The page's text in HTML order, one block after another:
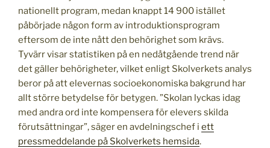
nationellt program, medan knappt 14 900 istället
påbörjade någon form av introduktionsprogram
eftersom de inte nått den behörighet som krävs.
Tyvärr visar statistiken på en nedåtgående trend när
det gäller behörigheter, vilket enligt Skolverkets analys
beror på att elevernas socioekonomiska bakgrund har
allt större betydelse för betygen. ”Skolan lyckas idag
med andra ord inte kompensera för elevers skilda
förutsättningar”, säger en avdelningschef i ett
pressmeddelande på Skolverkets hemsida.